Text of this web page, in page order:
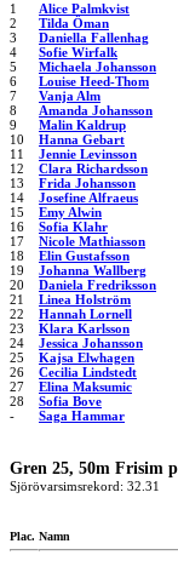
1 Alice Palmkvist
2
Tilda Öman
3
Daniella Fallenhag
4
Sofie Wirfalk
5
Michaela Johansson
6
Louise Heed-Thom
7
Vanja Alm
8
Amanda Johansson
9
Malin Kaldrup
10
Hanna Gebart
11
Jennie Levinsson
12
Clara Richardsson
13
Frida Johansson
14
Josefine Alfraeus
15
Emy Alwin
16
Sofia Klahr
17
Nicole Mathiasson
18
Elin Gustafsson
19
Johanna Wallberg
20
Daniela Fredriksson
21
Linea Holström
22
Hannah Lornell
23
Klara Karlsson
24
Jessica Johansson
25
Kajsa Elwhagen
26
Cecilia Lindstedt
27
Elina Maksumic
28
Sofia Bove
-
Saga Hammar
Gren 25, 50m Frisim
Sjörövarsimsrekord: 32.31
Plac. Namn